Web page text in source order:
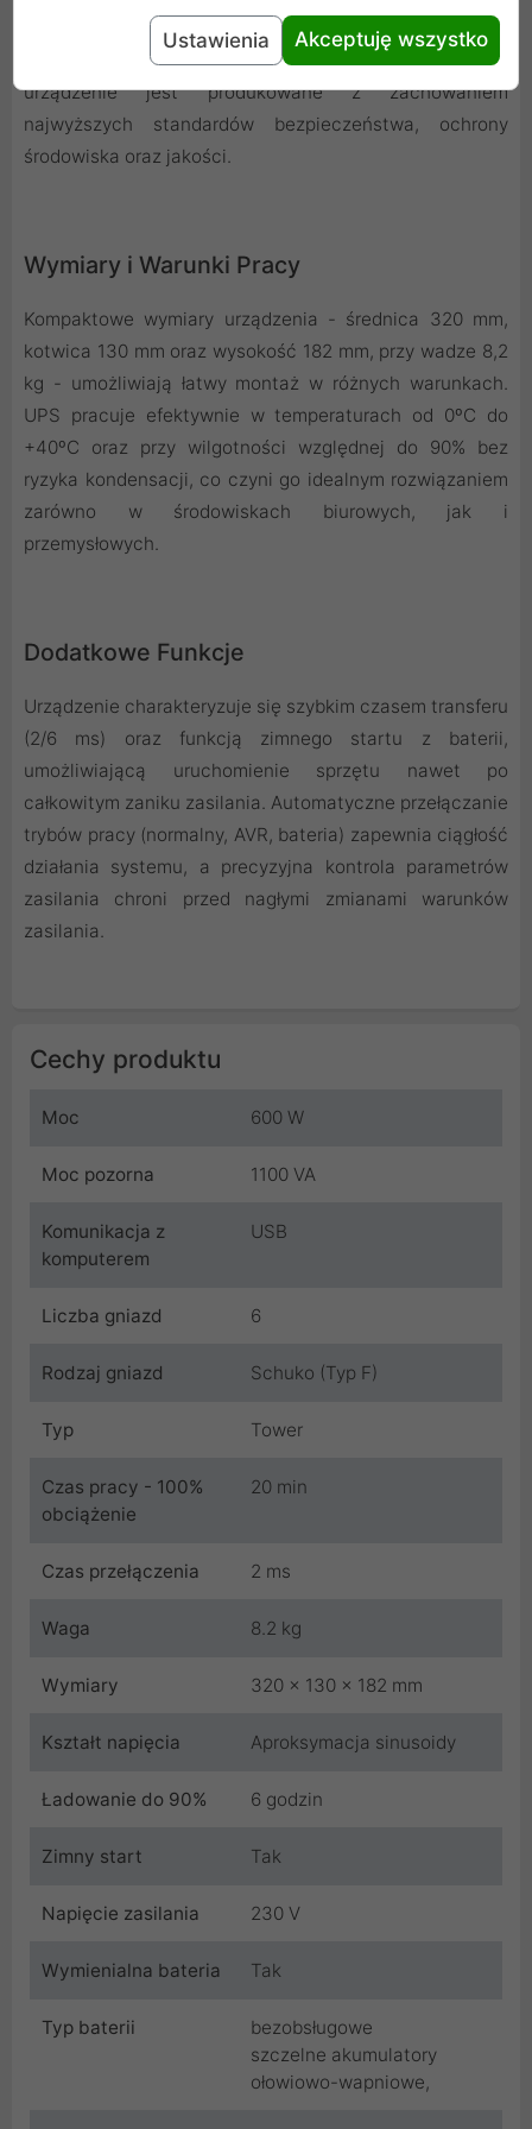
jakość i niezawodność. Dodatkowo, certyfikaty ISO
9001, ISO 14001 oraz ISO 45001 gwarantują, że
urządzenie jest produkowane z zachowaniem
najwyższych standardów bezpieczeństwa, ochrony
środowiska oraz jakości.
Wymiary i Warunki Pracy
Kompaktowe wymiary urządzenia - średnica 320 mm,
kotwica 130 mm oraz wysokość 182 mm, przy wadze 8,2
kg - umożliwiają łatwy montaż w różnych warunkach.
UPS pracuje efektywnie w temperaturach od 0ºC do
+40ºC oraz przy wilgotności względnej do 90% bez
ryzyka kondensacji, co czyni go idealnym rozwiązaniem
zarówno w środowiskach biurowych, jak i
przemysłowych.
Dodatkowe Funkcje
Urządzenie charakteryzuje się szybkim czasem transferu
(2/6 ms) oraz funkcją zimnego startu z baterii,
umożliwiającą uruchomienie sprzętu nawet po
całkowitym zaniku zasilania. Automatyczne przełączanie
trybów pracy (normalny, AVR, bateria) zapewnia ciągłość
działania systemu, a precyzyjna kontrola parametrów
zasilania chroni przed nagłymi zmianami warunków
zasilania.
Cechy produktu
Moc 600 W
Moc pozorna 1100 VA
Komunikacja z
komputerem
USB
Liczba gniazd 6
Rodzaj gniazd Schuko (Typ F)
Typ Tower
Czas pracy - 100%
obciążenie
20 min
Czas przełączenia 2 ms
Waga 8.2 kg
Wymiary 320 x 130 x 182 mm
Kształt napięcia Aproksymacja sinusoidy
Ładowanie do 90% 6 godzin
Zimny start Tak
Napięcie zasilania 230 V
Wymienialna bateria Tak
Typ baterii
bezobsługowe
szczelne akumulatory
ołowiowo-wapniowe,
Ustawienia Akceptuję wszystko